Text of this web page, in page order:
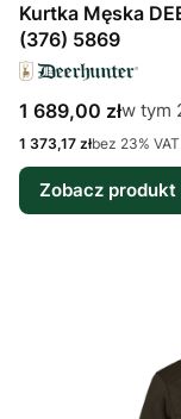
Kurtka Męska
(376) 5869
Cena brutto
1 689,00 złw tym
w tym
Cena netto
1 373,17 złbez 23% VAT
Zobacz produkt